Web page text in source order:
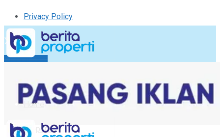
Privacy Policy
Kirim Tulisan
Logout
Home
Properti